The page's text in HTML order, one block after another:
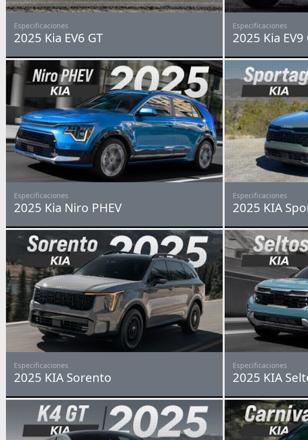
Especificaciones
2025 Kia EV6 GT
Especificaciones
2025 Kia EV9
Especificaciones
2025 Kia Niro PHEV
Especificaciones
2025 KIA
Especificaciones
2025 KIA Sorento
Especificaciones
2025 KIA